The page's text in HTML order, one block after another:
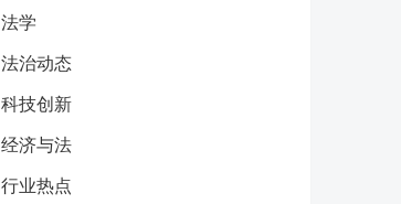
法学
法治动态
科技创新
经济与法
行业热点